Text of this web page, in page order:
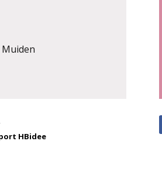
HBidee